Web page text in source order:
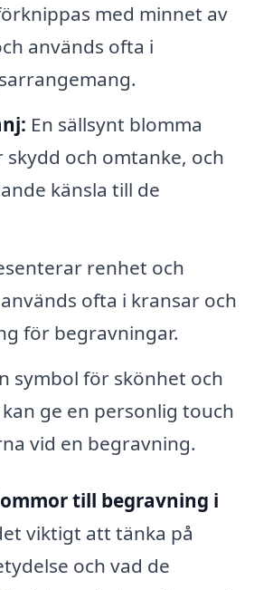
med minnet av
används ofta i
En sällsynt blomma
skydd och omtanke, och
känsla till de
renhet och
ofta i kransar och
för begravningar.
symbol för skönhet och
ge en personlig touch
vid en begravning.
till begravning i
viktigt att tänka på
och vad de